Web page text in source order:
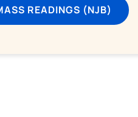
READINGS (NJB)